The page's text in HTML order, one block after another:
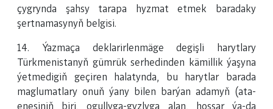
çygrynda şahsy tarapa hyzmat etmek baradaky
şertnamasynyň belgisi.
14. Ýazmaça deklarirlenmäge degişli harytlary
Türkmenistanyň gümrük serhedinden kämillik ýaşyna
ýetmedigiň geçiren halatynda, bu harytlar barada
maglumatlary onuň ýany bilen barýan adamyň (ata-
enesiniň biri, ogullyga-gyzlyga alan, hossar ýa-da